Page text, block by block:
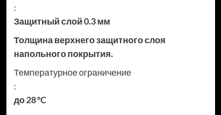
:
Защитный слой 0.3 мм
Толщина верхнего защитного слоя
напольного покрытия.
Температурное ограничение
:
до 28 °C